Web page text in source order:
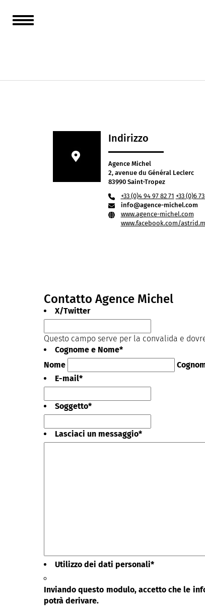
Indirizzo
Agence Michel
2, avenue du Général Leclerc
83990 Saint-Tropez
+33 (0)4 94 97 82 71 +33 (0)6
info@agence-michel.com
www.agence-michel.com
www.facebook.com/
Contatto Agence Michel
X/Twitter
Questo campo serve per la convalida e
Cognome e Nome*
Nome
E-mail*
Soggetto*
Lasciaci un messaggio*
Utilizzo dei dati personali*
Inviando questo modulo, accetto che le
potrà derivare.